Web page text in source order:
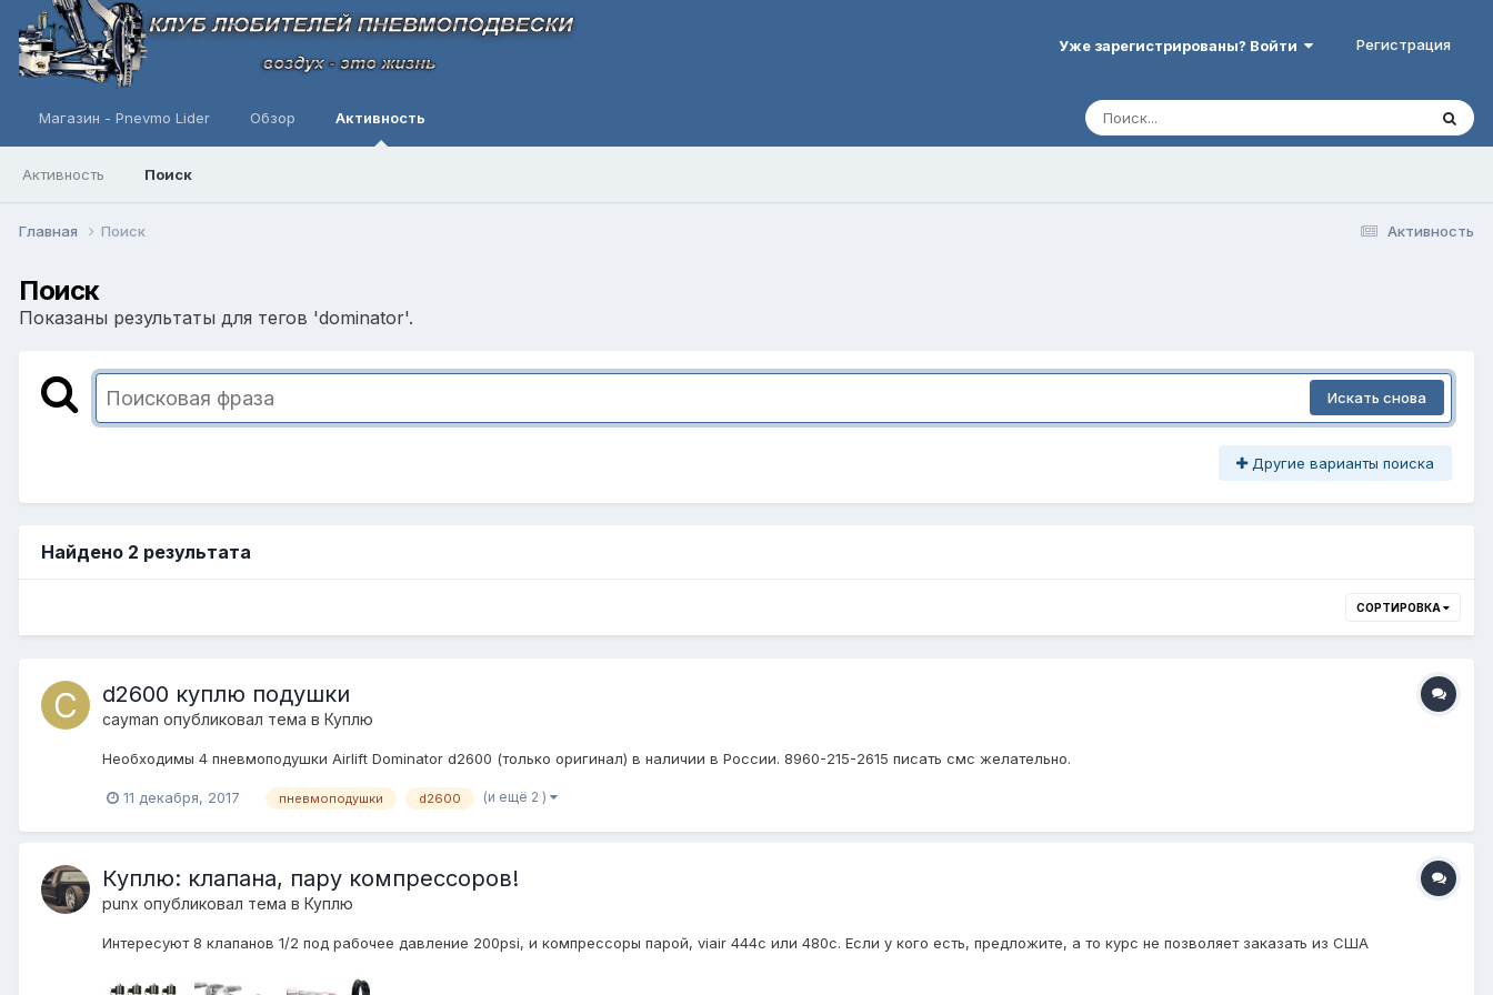
Уже зарегистрированы? Войти Регистрация
Магазин - Pnevmo Lider Обзор Активность
Активность Поиск
Активность
Главная Поиск
Поиск
Показаны результаты для тегов 'dominator'.
Искать снова
Другие варианты поиска
Найдено 2 результата
СОРТИРОВКА
d2600 куплю подушки
cayman опубликовал тема в Куплю
Необходимы 4 пневмоподушки Airlift Dominator d2600 (только оригинал) в наличии в России. 8960-215-2615 писать смс желательно.
11 декабря, 2017 пневмоподушки d2600 (и ещё 2 )
Куплю: клапана, пару компрессоров!
punx опубликовал тема в Куплю
Интересуют 8 клапанов 1/2 под рабочее давление 200psi, и компрессоры парой, viair 444с или 480c. Если у кого есть, предложите, а то курс не позволяет заказать из США